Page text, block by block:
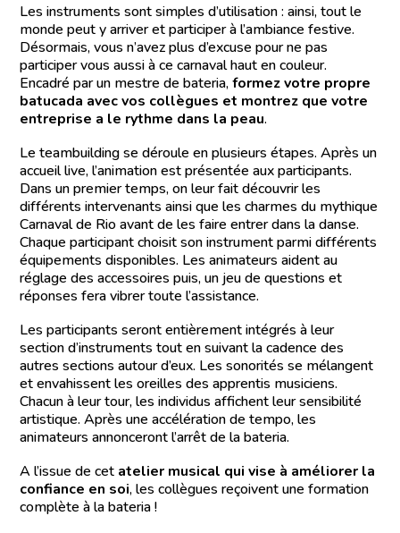
Les instruments sont simples d’utilisation : ainsi, tout le
monde peut y arriver et participer à l’ambiance festive.
Désormais, vous n’avez plus d’excuse pour ne pas
participer vous aussi à ce carnaval haut en couleur.
Encadré par un mestre de bateria,formez votre propre
batucada avec vos collègues et montrez que votre
entreprise a le rythme dans la peau.
Le teambuilding se déroule en plusieurs étapes. Après un
accueil live, l’animation est présentée aux participants.
Dans un premier temps, on leur fait découvrir les
différents intervenants ainsi que les charmes du mythique
Carnaval de Rio avant de les faire entrer dans la danse.
Chaque participant choisit son instrument parmi différents
équipements disponibles. Les animateurs aident au
réglage des accessoires puis, un jeu de questions et
réponses fera vibrer toute l’assistance.
Les participants seront entièrement intégrés à leur
section d’instruments tout en suivant la cadence des
autres sections autour d’eux. Les sonorités se mélangent
et envahissent les oreilles des apprentis musiciens.
Chacun à leur tour, les individus affichent leur sensibilité
artistique. Après une accélération de tempo, les
animateurs annonceront l’arrêt de la bateria.
A l’issue de cet atelier musical qui vise à améliorer la
confiance en soi, les collègues reçoivent une formation
complète à la bateria !